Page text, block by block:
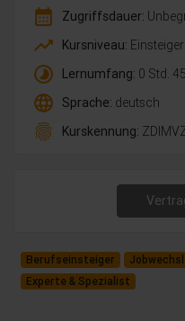
calendar_month Zugriffsdauer:
trending_up Kursniveau: Einsteiger
timelapse Lernumfang: 0 Std.
language Sprache: deutsch
fingerprint Kurskennung:
Berufseinsteiger
Experte & Spezialist